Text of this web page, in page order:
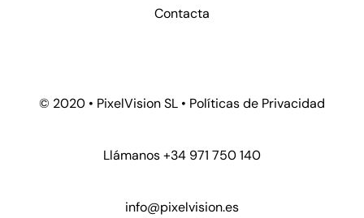
Contacta
© 2020 • PixelVision SL • Políticas de Privacidad
Llámanos +34 971 750 140
info@pixelvision.es